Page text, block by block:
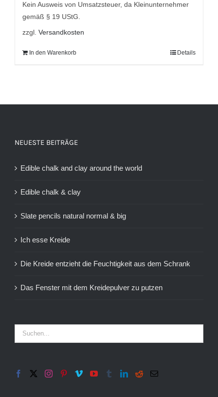
7,95 €
5,95 €.
Kein Ausweis von Umsatzsteuer, da Kleinunternehmer
gemäß § 19 UStG.
zzgl. Versandkosten
In den Warenkorb Details
NEUESTE BEITRÄGE
Edible chalk and clay around the world
Edible chalk & clay
Slate pencils natural normal & big
Ich esse Kreide
Die Kreide entzieht die Feuchtigkeit aus dem Schrank
Das Fenster mit dem Kreidepulver zu putzen